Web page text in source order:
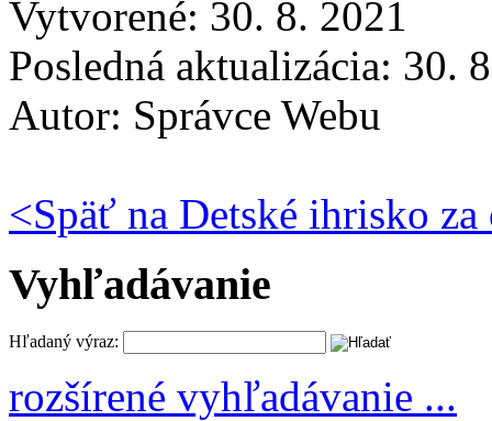
Vytvorené: 30. 8. 2021
Posledná aktualizácia: 30.
Autor: Správce Webu
<Späť na Detské ihrisko za
Vyhľadávanie
Hľadaný výraz:
rozšírené vyhľadávanie ...